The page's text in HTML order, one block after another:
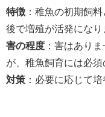
特徴 ：稚魚の初期飼
後で増殖が活発になり
害の程度 ：害はあり
が、稚魚飼育には必須
対策 ：必要に応じて